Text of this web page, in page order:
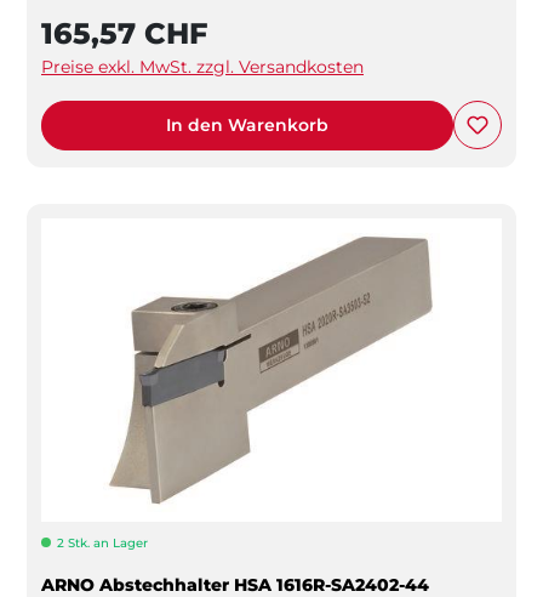
165,57 CHF
Preise exkl. MwSt. zzgl. Versandkosten
In den Warenkorb
2 Stk. an Lager
ARNO Abstechhalter HSA 1616R-SA2402-44